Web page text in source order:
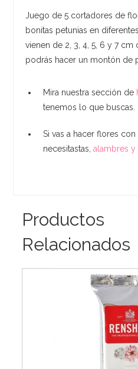
Juego de 5 cortadores de
bonitas petunias en
vienen de 2, 3, 4, 5, 6 y 7
podrás hacer un montón de
Mira nuestra sección de
tenemos lo que buscas.
Si vas a hacer flores con
necesitastas,alambres y
Productos
Relacionados